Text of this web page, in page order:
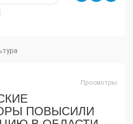
Просмотры:
ПОВЫСИЛИ